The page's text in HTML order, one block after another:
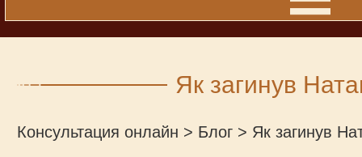
Як загинув
Консультация онлайн > Блог > Як загинув